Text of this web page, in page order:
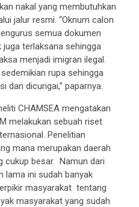
nakal yang membutuhkan
jalur resmi. “Oknum calon
semua dokumen
terlaksana sehingga
menjadi imigran ilegal.
rupa sehingga
dan dicurigai,” paparnya.
CHAMSEA mengatakan
melakukan sebuah riset
Penelitian
mana merupakan daerah
cukup besar. Namun dari
lama ini sudah banyak
masyarakat tentang
masyarakat yang sudah